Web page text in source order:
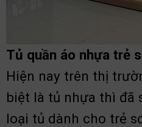
Tủ quần áo nhựa trẻ
Hiện nay trên thị
biệt là tủ nhựa thì đã
loại tủ dành cho trẻ